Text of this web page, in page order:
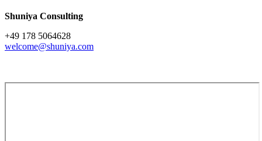
Shuniya Consulting
+49 178 5064628
welcome@shuniya.com